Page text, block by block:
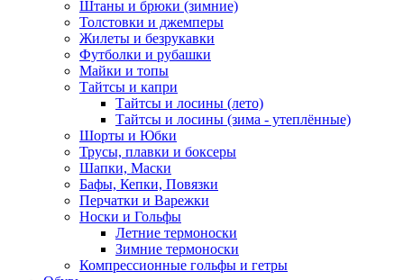
Штаны и брюки (зимние)
Толстовки и джемперы
Жилеты и безрукавки
Футболки и рубашки
Майки и топы
Тайтсы и капри
Тайтсы и лосины (лето)
Тайтсы и лосины (зима - утеплённые)
Шорты и Юбки
Трусы, плавки и боксеры
Шапки, Маски
Бафы, Кепки, Повязки
Перчатки и Варежки
Носки и Гольфы
Летние термоноски
Зимние термоноски
Компрессионные гольфы и гетры